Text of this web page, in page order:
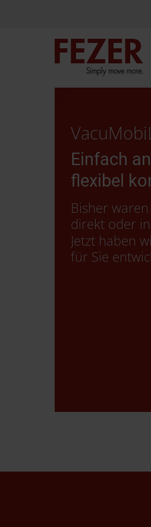
Einfach
flexibel
Bisher
direkt oder
Jetzt haben
für Sie